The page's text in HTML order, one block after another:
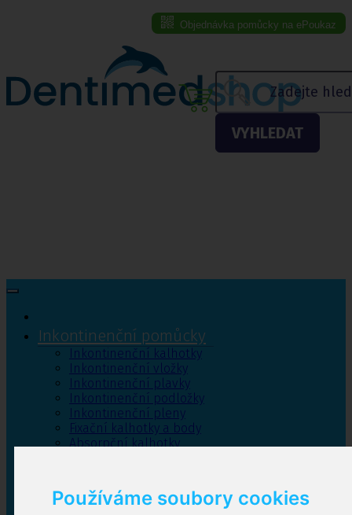
Používáme soubory cookies
Objednávka pomůcky na ePoukaz
VYHLEDAT
Inkontinenční pomůcky
Inkontinenční kalhotky
Inkontinenční vložky
Inkontinenční plavky
Inkontinenční podložky
Inkontinenční pleny
Fixační kalhotky a body
Absorpční kalhotky